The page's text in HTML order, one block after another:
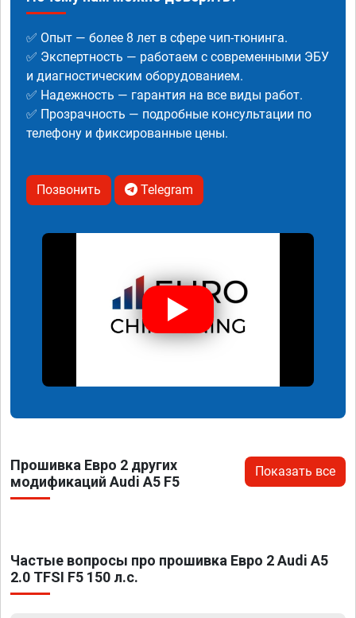
✅ Опыт — более 8 лет в сфере чип-тюнинга.
✅ Экспертность — работаем с современными ЭБУ
и диагностическим оборудованием.
✅ Надежность — гарантия на все виды работ.
✅ Прозрачность — подробные консультации по
телефону и фиксированные цены.
Позвонить Telegram
Прошивка Евро 2 других
модификаций Audi A5 F5
Показать все
Частые вопросы про прошивка Евро 2 Audi A5
2.0 TFSI F5 150 л.с.